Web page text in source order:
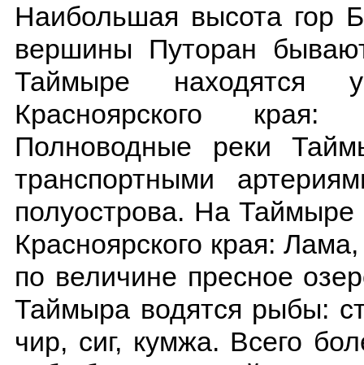
Наибольшая высота гор
вершины Путоран
Таймыре находятся
Красноярского
Полноводные реки
транспортными
полуострова. На
Красноярского края:
по величине пресное
Таймыра водятся рыбы:
чир, сиг, кумжа. Всего